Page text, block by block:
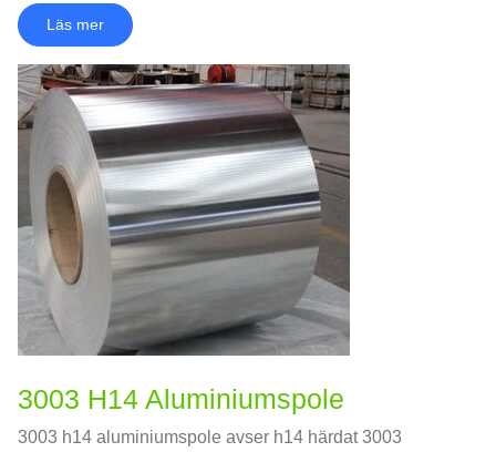
från dess råvaruform till den färdiga produkten.
Läs mer
3003 H14 Aluminiumspole
3003 h14 aluminiumspole avser h14 härdat 3003